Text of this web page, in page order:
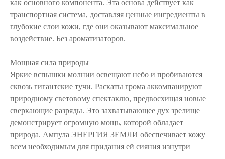
как основного компонента. Эта основа действует как
транспортная система, доставляя ценные ингредиенты в
глубокие слои кожи, где они оказывают максимальное
воздействие. Без ароматизаторов.
Мощная сила природы
Яркие вспышки молнии освещают небо и пробиваются
сквозь гигантские тучи. Раскаты грома аккомпанируют
природному световому спектаклю, предвосхищая новые
сверкающие разряды. Это захватывающее дух зрелище
демонстрирует огромную мощь, которой обладает
природа. Ампула ЭНЕРГИЯ ЗЕМЛИ обеспечивает кожу
всем необходимым для придания ей сияния изнутри